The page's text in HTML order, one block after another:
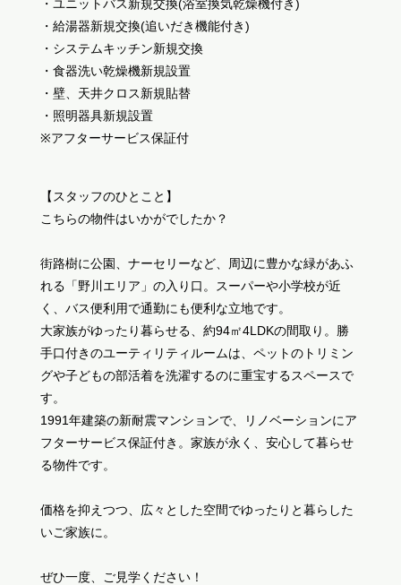
・ユニットバス新規交換(浴室換気乾燥機付き)
・給湯器新規交換(追いだき機能付き)
・システムキッチン新規交換
・食器洗い乾燥機新規設置
・壁、天井クロス新規貼替
・照明器具新規設置
※アフターサービス保証付
【スタッフのひとこと】
こちらの物件はいかがでしたか？
街路樹に公園、ナーセリーなど、周辺に豊かな緑があふ
れる「野川エリア」の入り口。スーパーや小学校が近
く、バス便利用で通勤にも便利な立地です。
大家族がゆったり暮らせる、約94㎡4LDKの間取り。勝
手口付きのユーティリティルームは、ペットのトリミン
グや子どもの部活着を洗濯するのに重宝するスペースで
す。
1991年建築の新耐震マンションで、リノベーションにア
フターサービス保証付き。家族が永く、安心して暮らせ
る物件です。
価格を抑えつつ、広々とした空間でゆったりと暮らした
いご家族に。
ぜひ一度、ご見学ください！